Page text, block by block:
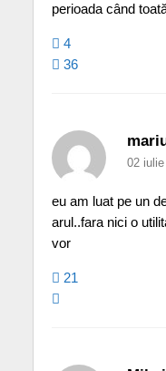
perioada când
4
36
02
eu am luat pe un
arul..fara nici o
vor
21